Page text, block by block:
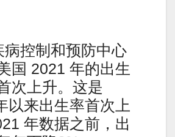
病控制和预防中心
国 2021 年的出生
次上升。这是
以来出生率首次上
年数据之前，出